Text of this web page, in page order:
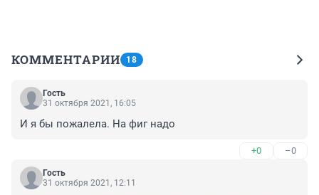
КОММЕНТАРИИ 18
Гость
31 октября 2021, 16:05
И я бы пожалела. На фиг надо
+0 –0
Гость
31 октября 2021, 12:11